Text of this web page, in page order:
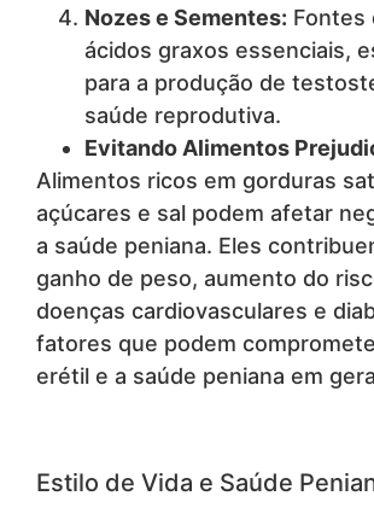
Nozes e Sementes: Fontes
ácidos graxos essenciais,
para a produção de
saúde reprodutiva.
Evitando Alimentos
Alimentos ricos em gorduras
açúcares e sal podem afetar
a saúde peniana. Eles
ganho de peso, aumento do
doenças cardiovasculares e
fatores que podem
erétil e a saúde peniana em
Estilo de Vida e Saúde